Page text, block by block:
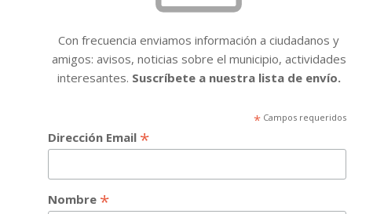
Con frecuencia enviamos información a ciudadanos y
amigos: avisos, noticias sobre el municipio, actividades
interesantes. Suscríbete a nuestra lista de envío.
* Campos requeridos
Dirección Email *
Nombre *